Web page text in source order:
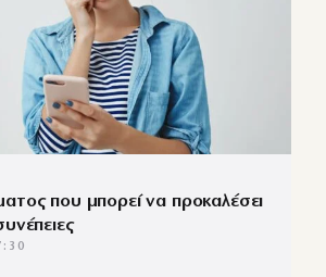
που μπορεί να προκαλέσει